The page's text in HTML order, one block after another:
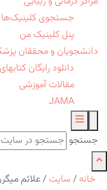
جستجوی کلینیک‌ها
پنل کلینیک من
دانشجویان و محققان
دانلود رایگان
مقالات آموزشی
JAMA
جستجو
خانه / سایت /علائم